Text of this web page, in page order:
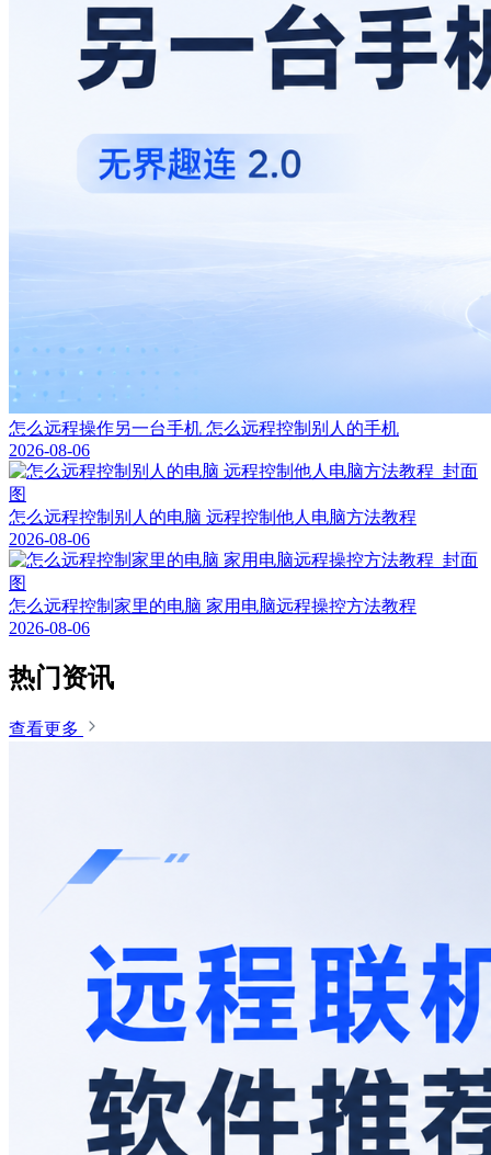
怎么远程操作另一台手机 怎么远程控制别人的手机
2026-08-06
怎么远程控制别人的电脑 远程控制他人电脑方法教程
2026-08-06
怎么远程控制家里的电脑 家用电脑远程操控方法教程
2026-08-06
热门资讯
查看更多